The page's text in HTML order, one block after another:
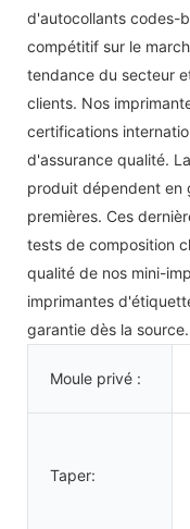
d'autocollants codes-
compétitif sur le
tendance du secteur
clients. Nos
certifications
d'assurance qualité.
produit dépendent en
premières. Ces
tests de composition
qualité de nos mini-
imprimantes
garantie dès la source.
Moule privé :
Taper: